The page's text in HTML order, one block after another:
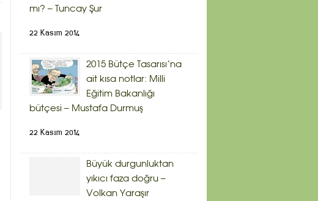
mı? – Tuncay Şur
22 Kasım 2014
2015 Bütçe Tasarısı’na
ait kısa notlar: Milli
Eğitim Bakanlığı
bütçesi – Mustafa Durmuş
22 Kasım 2014
Büyük durgunluktan
yıkıcı faza doğru –
Volkan Yaraşır